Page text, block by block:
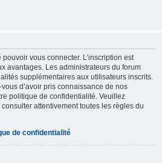
vous connecter. L’inscription est
avantages. Les administrateurs du forum
supplémentaires aux utilisateurs inscrits.
d’avoir pris connaissance de nos
politique de confidentialité. Veuillez
attentivement toutes les règles du
de confidentialité